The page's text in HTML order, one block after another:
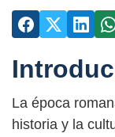
La época
historia y la